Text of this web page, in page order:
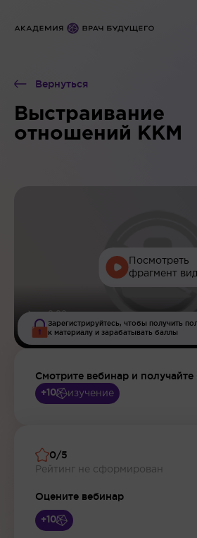
Вернуться
Выстраивание
отношений ККМ
Посмотреть
фрагмент
Зарегистрируйтесь, чтобы получить
к материалу и зарабатывать баллы
Смотрите вебинар и
+10 изучение
0/5
Рейтинг не сформирован
Оцените вебинар
+10